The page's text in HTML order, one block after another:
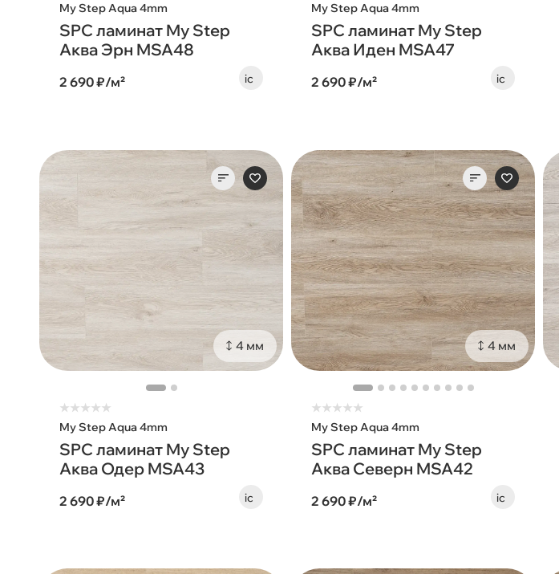
My Step Aqua 4mm
SPC ламинат My Step
Аква Эрн MSA48
2 690 ₽/м²
My Step Aqua 4mm
SPC ламинат My Step
Аква Иден MSA47
2 690 ₽/м²
4 мм
★★★★★
My Step Aqua 4mm
SPC ламинат My Step
Аква Одер MSA43
2 690 ₽/м²
4 мм
★★★★★
My Step Aqua 4mm
SPC ламинат My Step
Аква Северн MSA42
2 690 ₽/м²